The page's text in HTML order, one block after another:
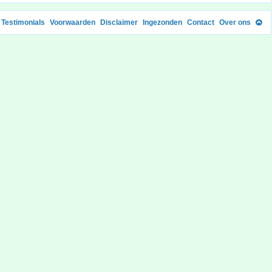
Testimonials Voorwaarden Disclaimer Ingezonden Contact Over ons